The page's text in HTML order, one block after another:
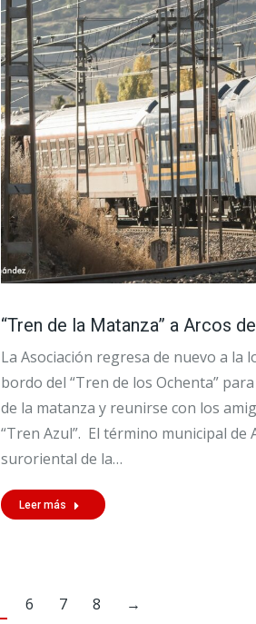
“Tren de la Matanza” a Arcos
La Asociación regresa de nuevo a la
bordo del “Tren de los Ochenta”
de la matanza y reunirse con los
“Tren Azul”. El término municipal de
suroriental de la…
Leer más
6 7 8 →